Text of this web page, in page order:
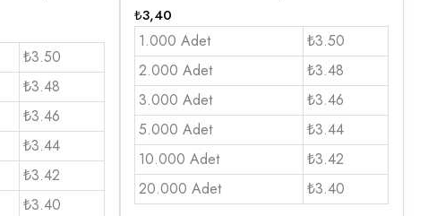
₺3.50
₺3.48
₺3.46
₺3.44
₺3.42
₺3.40
₺3,40
1.000 Adet
₺3.50
2.000 Adet
₺3.48
3.000 Adet
₺3.46
5.000 Adet
₺3.44
10.000 Adet
₺3.42
20.000 Adet
₺3.40